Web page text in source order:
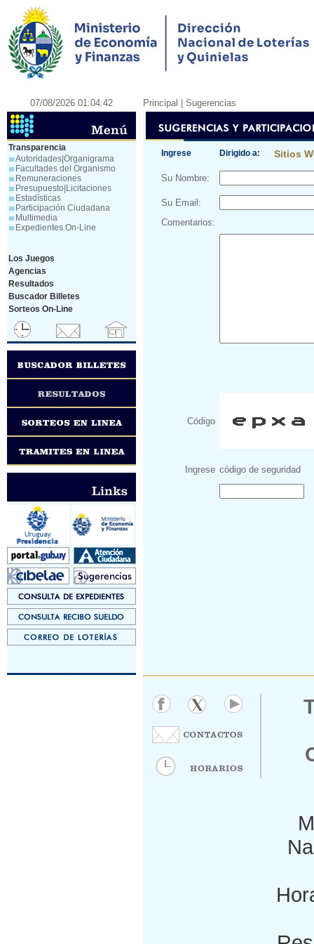
07/08/2026 01:04:42 Principal | Sugerencias
Transparencia
Autoridades|Organigrama
Facultades del Organismo
Remuneraciones
Presupuesto|Licitaciones
Estadísticas
Participación Ciudadana
Multimedia
Expedientes On-Line
Los Juegos
Agencias
Resultados
Buscador Billetes
Sorteos On-Line
Ingrese Dirigido a: Sitios
Su Nombre:
Su Email:
Comentarios:
Código
Ingrese código de seguridad